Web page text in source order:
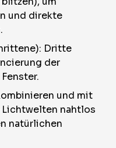
und direkte
Dritte
der
und mit
nahtlos
natürlichen